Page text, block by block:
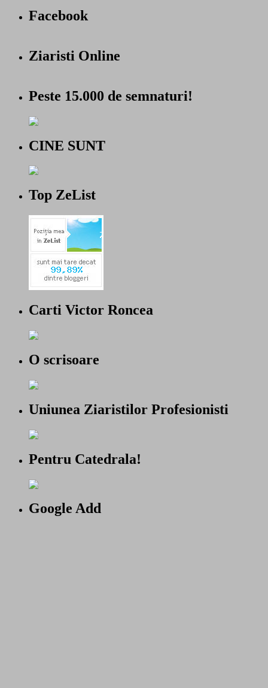
Facebook
Ziaristi Online
Peste 15.000 de semnaturi!
CINE SUNT
Top ZeList
Carti Victor Roncea
O scrisoare
Uniunea Ziaristilor Profesionisti
Pentru Catedrala!
Google Add